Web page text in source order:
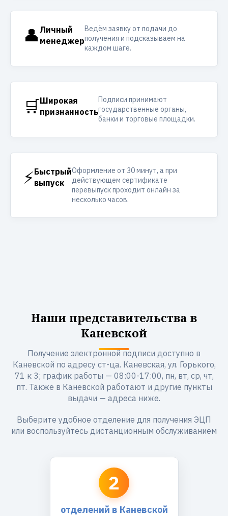
👤 Личный
менеджер
Ведём заявку от подачи до
получения и подсказываем на
каждом шаге.
🛒Широкая
признанность
Подписи принимают
государственные органы,
банки и торговые площадки.
⚡Быстрый
выпуск
Оформление от 30 минут, а при
действующем сертификате
перевыпуск проходит онлайн за
несколько часов.
Наши представительства в
Каневской
Получение электронной подписи доступно в
Каневской по адресу ст-ца. Каневская, ул. Горького,
71 к 3; график работы — 08:00-17:00, пн, вт, ср, чт,
пт. Также в Каневской работают и другие пункты
выдачи — адреса ниже.
Выберите удобное отделение для получения ЭЦП
или воспользуйтесь дистанционным обслуживанием
2
отделений в Каневской